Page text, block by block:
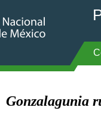
Gonzalagunia